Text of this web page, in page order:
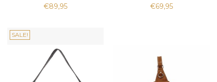
€89,95
€69,95
SALE!